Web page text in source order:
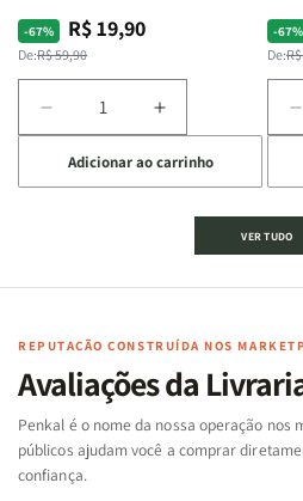
-67%
Preço
normal
De:R$ 59,90
Preço
promocional
R$ 19,90
Diminuir
a
quantidade
de
Cartas
Famílias
Bíblia
-
Penkal
Aumentar
a
quantidade
de
Jogo
Cartas
Famílias
da
Bíblia
-
Penkal
Adicionar ao carrinho
-67%
De:
|
VER TUDO
REPUTAÇÃO CONSTRUÍDA NOS
Avaliações da
Penkal é o nome da nossa operação nos
públicos ajudam você a comprar
confiança.